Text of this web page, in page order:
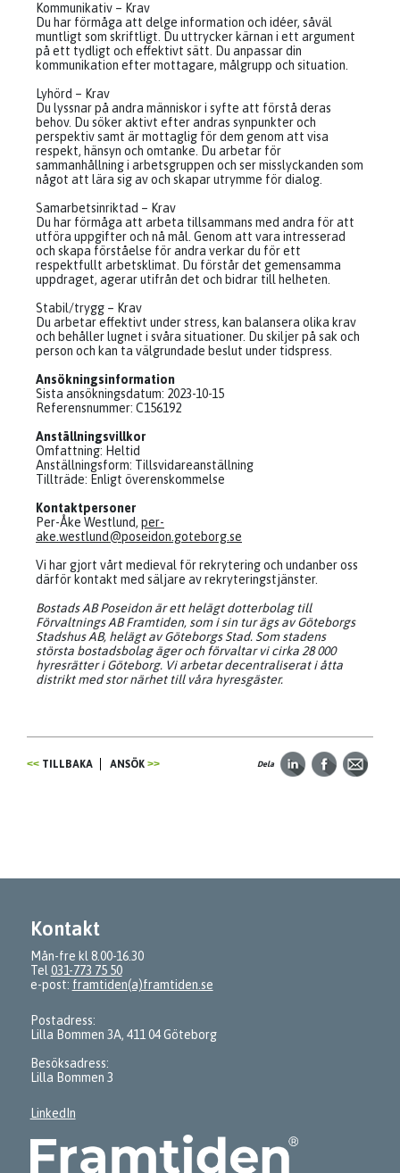
Kommunikativ – Krav
Du har förmåga att delge information och idéer, såväl
muntligt som skriftligt. Du uttrycker kärnan i ett argument
på ett tydligt och effektivt sätt. Du anpassar din
kommunikation efter mottagare, målgrupp och situation.
Lyhörd – Krav
Du lyssnar på andra människor i syfte att förstå deras
behov. Du söker aktivt efter andras synpunkter och
perspektiv samt är mottaglig för dem genom att visa
respekt, hänsyn och omtanke. Du arbetar för
sammanhållning i arbetsgruppen och ser misslyckanden som
något att lära sig av och skapar utrymme för dialog.
Samarbetsinriktad – Krav
Du har förmåga att arbeta tillsammans med andra för att
utföra uppgifter och nå mål. Genom att vara intresserad
och skapa förståelse för andra verkar du för ett
respektfullt arbetsklimat. Du förstår det gemensamma
uppdraget, agerar utifrån det och bidrar till helheten.
Stabil/trygg – Krav
Du arbetar effektivt under stress, kan balansera olika krav
och behåller lugnet i svåra situationer. Du skiljer på sak och
person och kan ta välgrundade beslut under tidspress.
Ansökningsinformation
Sista ansökningsdatum: 2023-10-15
Referensnummer: C156192
Anställningsvillkor
Omfattning: Heltid
Anställningsform: Tillsvidareanställning
Tillträde: Enligt överenskommelse
Kontaktpersoner
Per-Åke Westlund, per-
ake.westlund@poseidon.goteborg.se
Vi har gjort vårt medieval för rekrytering och undanber oss
därför kontakt med säljare av rekryteringstjänster.
Bostads AB Poseidon är ett helägt dotterbolag till
Förvaltnings AB Framtiden, som i sin tur ägs av Göteborgs
Stadshus AB, helägt av Göteborgs Stad. Som stadens
största bostadsbolag äger och förvaltar vi cirka 28 000
hyresrätter i Göteborg. Vi arbetar decentraliserat i åtta
distrikt med stor närhet till våra hyresgäster.
TILLBAKA ANSÖK Dela
Kontakt
Mån-fre kl 8.00-16.30
Tel 031-773 75 50
e-post: framtiden(a)framtiden.se
Postadress:
Lilla Bommen 3A, 411 04 Göteborg
Besöksadress:
Lilla Bommen 3
LinkedIn